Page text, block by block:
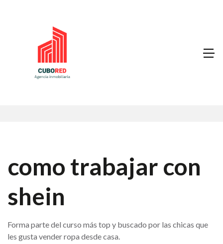
como trabajar con
shein
Forma parte del curso más top y buscado por las chicas que
les gusta vender ropa desde casa.